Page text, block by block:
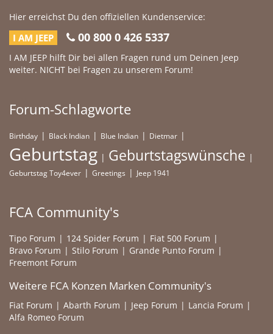
Hier erreichst Du den offiziellen Kundenservice:
I AM JEEP 00 800 0 426 5337
I AM JEEP hilft Dir bei allen Fragen rund um Deinen Jeep
weiter. NICHT bei Fragen zu unserem Forum!
Forum-Schlagworte
Birthday Black Indian Blue Indian Dietmar
Geburtstag Geburtstagswünsche
Geburtstag Toy4ever Greetings Jeep 1941
FCA Community's
Tipo Forum 124 Spider Forum
Fiat 500 Forum
Bravo Forum
Stilo Forum
Grande Punto Forum
Freemont Forum
Weitere FCA Konzen Marken Community's
Fiat Forum Abarth Forum Jeep Forum
Lancia Forum
Alfa Romeo Forum